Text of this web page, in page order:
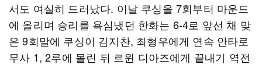
서도 여실히 드러났다. 이날 쿠싱을 7회부터 마운드
에 올리며 승리를 욕심냈던 한화는 6-4로 앞선 채 맞
은 9회말에 쿠싱이 김지찬, 최형우에게 연속 안타로
무사 1, 2루에 몰린 뒤 르윈 디아즈에게 끝내기 역전